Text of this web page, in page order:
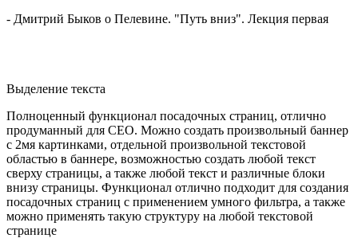
- Дмитрий Быков о Пелевине. "Путь вниз". Лекция первая
Выделение текста
Полноценный функционал посадочных страниц, отлично
продуманный для СЕО. Можно создать произвольный баннер
с 2мя картинками, отдельной произвольной текстовой
областью в баннере, возможностью создать любой текст
сверху страницы, а также любой текст и различные блоки
внизу страницы. Функционал отлично подходит для создания
посадочных страниц с применением умного фильтра, а также
можно применять такую структуру на любой текстовой
странице